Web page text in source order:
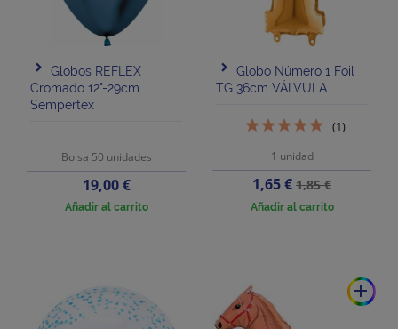
Globos REFLEX
Cromado 12"-29cm
Sempertex
Bolsa 50 unidades
Precio
19,00 €
Añadir al carrito
Globo Número 1 Foil
TG 36cm VÁLVULA
1 unidad
Precio
1,65 €Precio
base
1,85 €
(1)
Añadir al carrito
add